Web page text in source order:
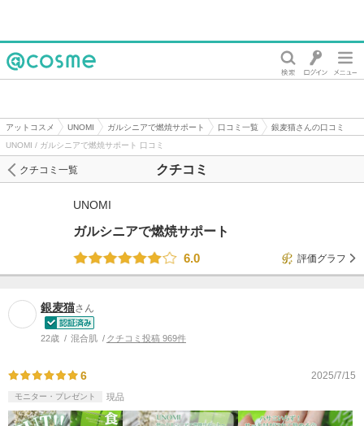
アットコスメ UNOMI ガルシニアで燃焼サポート 口コミ一覧
銀麦猫さんの口コミ
UNOMI / ガルシニアで燃焼サポート 口コミ
クチコミ
クチコミ一覧
UNOMI
ガルシニアで燃焼サポート
6.0
評価グラフ
銀麦猫さん
22歳 混合肌 クチコミ投稿 969件
6 2025/7/15
モニター・プレゼント 現品